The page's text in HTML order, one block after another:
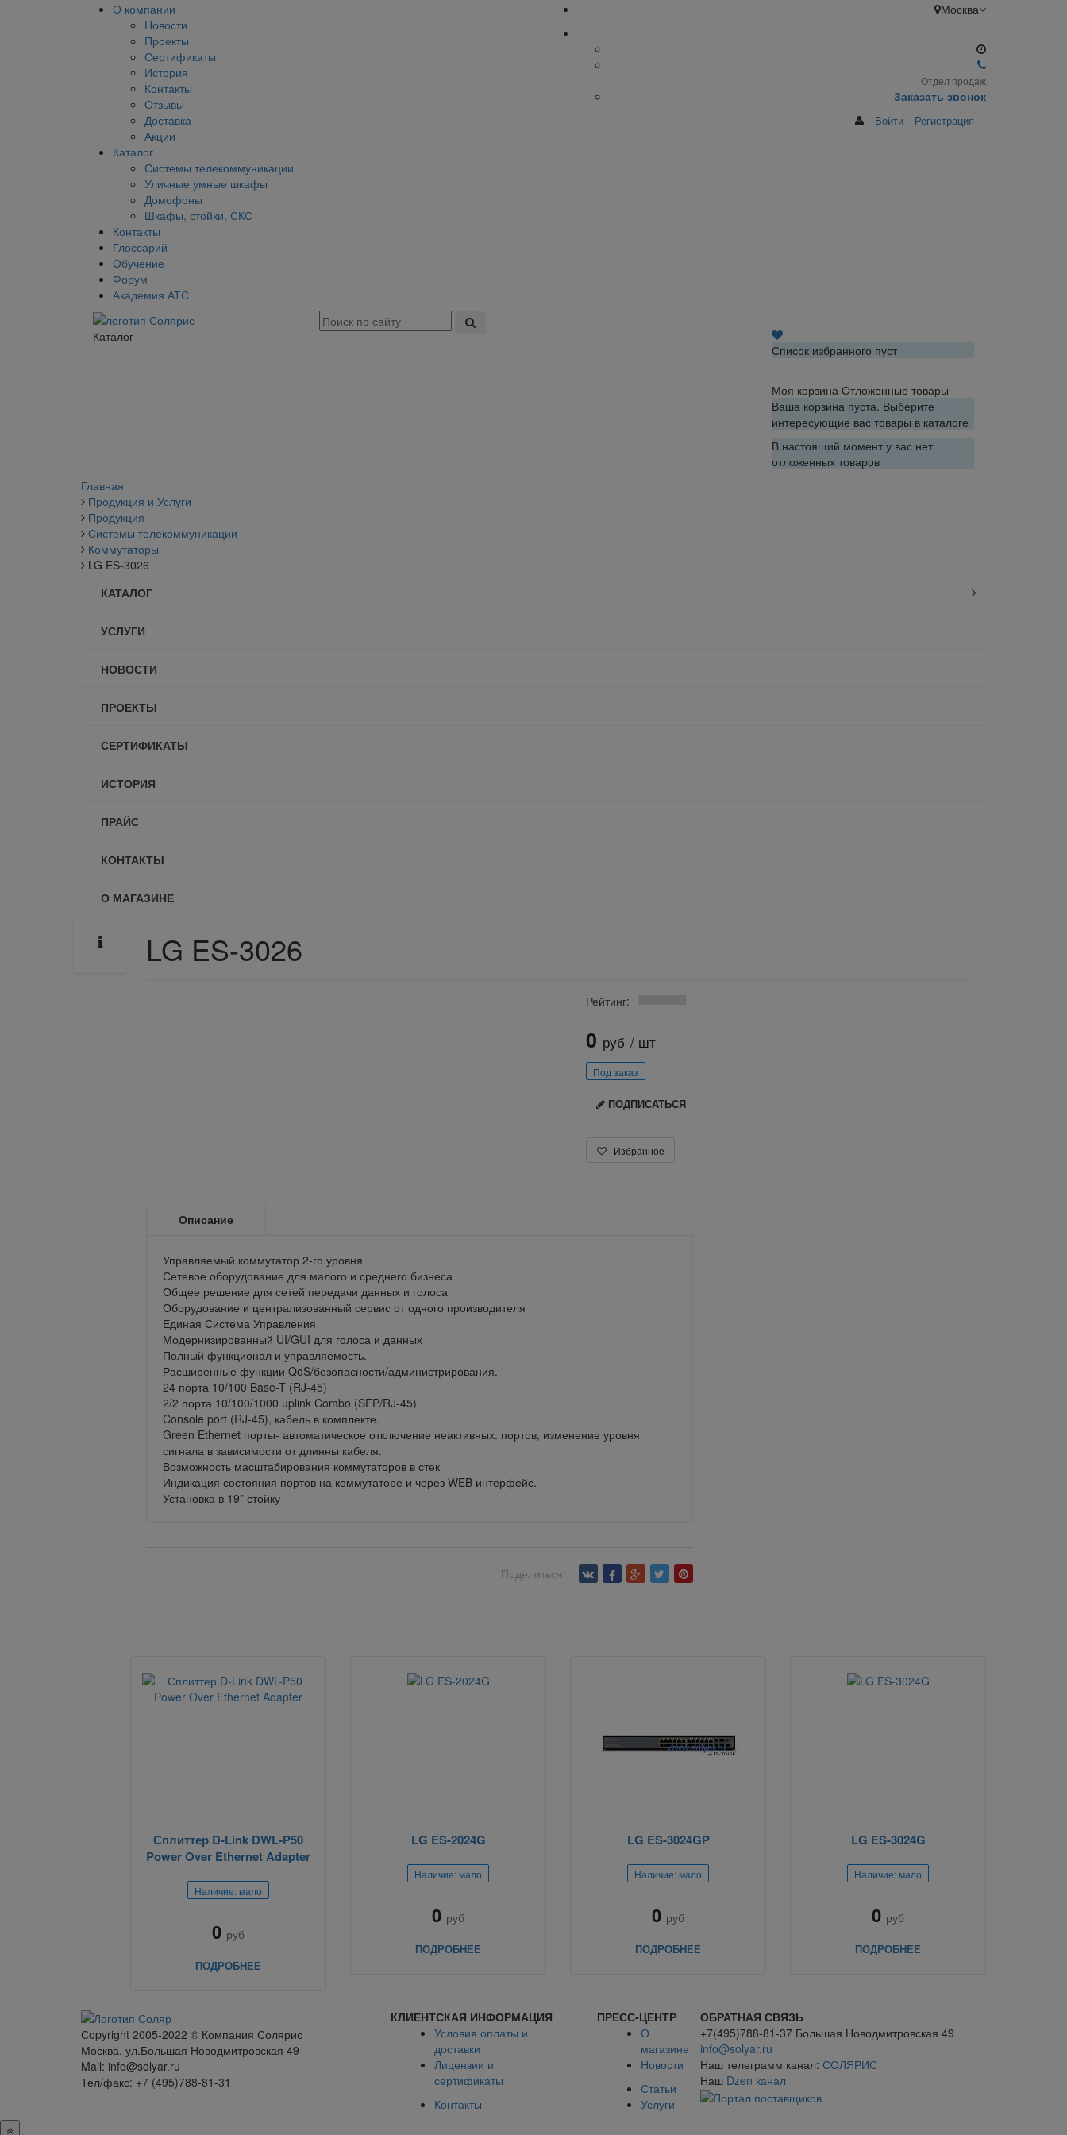
О компании
Новости
Проекты
Сертификаты
История
Контакты
Отзывы
Доставка
Акции
Каталог
Системы телекоммуникации
Уличные умные шкафы
Домофоны
Шкафы, стойки, СКС
Контакты
Глоссарий
Обучение
Форум
Академия АТС
Москва
Отдел продаж
Заказать звонок
Войти Регистрация
Каталог
Список избранного пуст
Моя корзина Отложенные товары
Ваша корзина пуста. Выберите
интересующие вас товары в каталоге
В настоящий момент у вас нет
отложенных товаров
Главная
Продукция и Услуги
Продукция
Системы телекоммуникации
Коммутаторы
LG ES-3026
КАТАЛОГ
УСЛУГИ
НОВОСТИ
ПРОЕКТЫ
СЕРТИФИКАТЫ
ИСТОРИЯ
ПРАЙС
КОНТАКТЫ
О МАГАЗИНЕ
LG ES-3026
Рейтинг:
0 руб / шт
Под заказ
ПОДПИСАТЬСЯ
Избранное
Описание
Управляемый коммутатор 2-го уровня
Сетевое оборудование для малого и среднего бизнеса
Общее решение для сетей передачи данных и голоса
Оборудование и централизованный сервис от одного производителя
Единая Система Управления
Модернизированный UI/GUI для голоса и данных
Полный функционал и управляемость.
Расширенные функции QoS/безопасности/администрирования.
24 порта 10/100 Base-T (RJ-45)
2/2 порта 10/100/1000 uplink Combo (SFP/RJ-45).
Console port (RJ-45), кабель в комплекте.
Green Ethernet порты- автоматическое отключение неактивных. портов, изменение уровня
сигнала в зависимости от длинны кабеля.
Возможность масштабирования коммутаторов в стек
Индикация состояния портов на коммутаторе и через WEB интерфейс.
Установка в 19” стойку
Поделиться:
Сплиттер D-Link DWL-P50
Power Over Ethernet Adapter
Наличие: мало
0 руб
ПОДРОБНЕЕ
LG ES-2024G
Наличие: мало
0 руб
ПОДРОБНЕЕ
LG ES-3024GP
Наличие: мало
0 руб
ПОДРОБНЕЕ
LG ES-3024G
Наличие: мало
0 руб
ПОДРОБНЕЕ
Сopyright 2005-2022 © Компания Солярис
Москва, ул.Большая Новодмитровская 49
Mail: info@solyar.ru
Тел/факс: +7 (495)788-81-31
КЛИЕНТСКАЯ ИНФОРМАЦИЯ ПРЕСС-ЦЕНТР
ОБРАТНАЯ СВЯЗЬ
Условия оплаты и
доставки
Лицензии и
сертификаты
Контакты
О
магазине
Новости
Статьи
Услуги
+7(495)788-81-37 Большая Новодмитровская 49
info@solyar.ru
Наш телеграмм канал: СОЛЯРИС
Наш Dzen канал